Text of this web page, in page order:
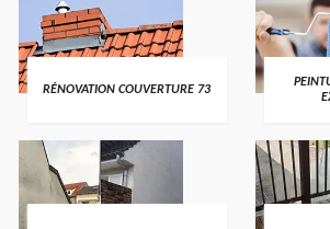
RÉNOVATION COUVERTURE 73